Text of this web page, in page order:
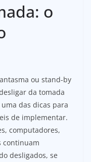
o
ou stand-by
da tomada
das dicas para
de implementar.
computadores,
continuam
desligados, se